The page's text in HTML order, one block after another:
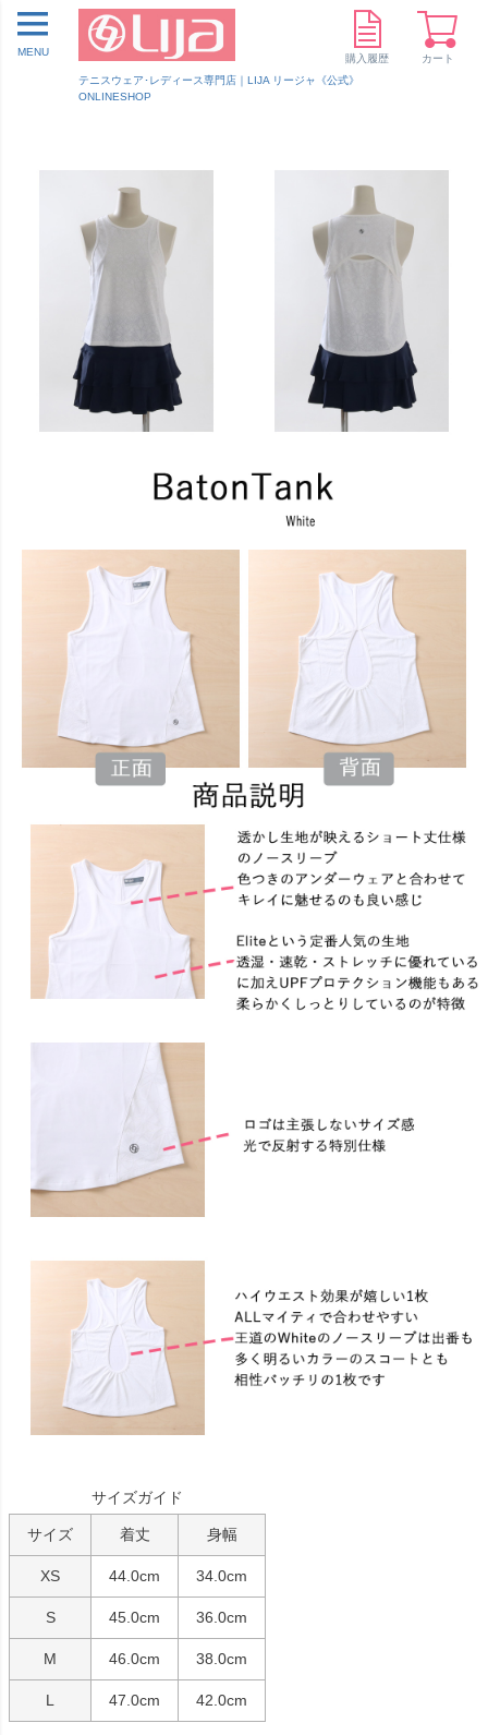
テニスウェア･レディース専門店｜LIJA リージャ《公式》
ONLINESHOP
MENU
購入履歴 カート
サイズガイド
サイズ 着丈 身幅
XS 44.0cm 34.0cm
S 45.0cm 36.0cm
M 46.0cm 38.0cm
L 47.0cm 42.0cm